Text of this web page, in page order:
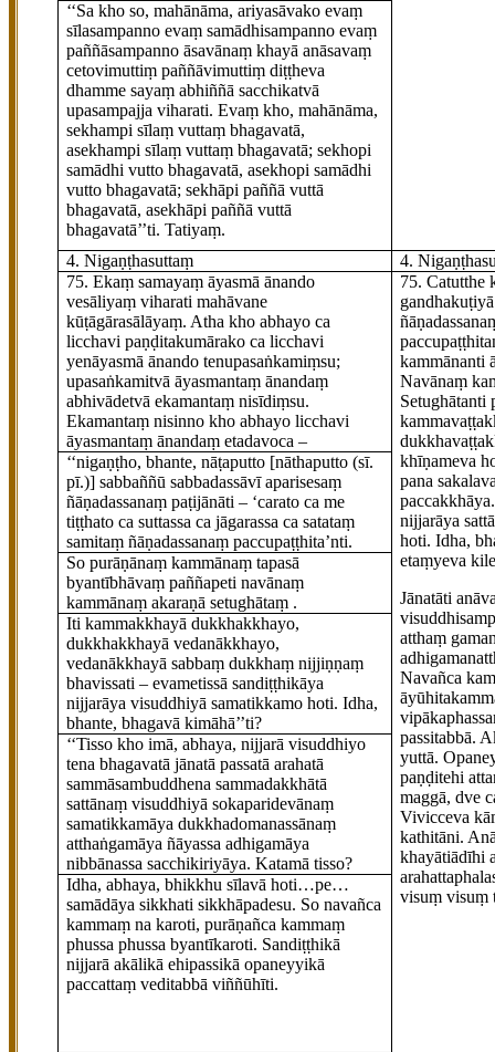
‘‘Sa kho so, mahānāma, ariyasāvako evaṃ
sīlasampanno evaṃ samādhisampanno evaṃ
paññāsampanno āsavānaṃ khayā anāsavaṃ
cetovimuttiṃ paññāvimuttiṃ diṭṭheva
dhamme sayaṃ abhiññā sacchikatvā
upasampajja viharati. Evaṃ kho, mahānāma,
sekhampi sīlaṃ vuttaṃ bhagavatā,
asekhampi sīlaṃ vuttaṃ bhagavatā; sekhopi
samādhi vutto bhagavatā, asekhopi samādhi
vutto bhagavatā; sekhāpi paññā vuttā
bhagavatā, asekhāpi paññā vuttā
bhagavatā’’ti. Tatiyaṃ.
4. Nigaṇṭhasuttaṃ
4.
75. Ekaṃ samayaṃ āyasmā ānando
vesāliyaṃ viharati mahāvane
kūṭāgārasālāyaṃ. Atha kho abhayo ca
licchavi paṇḍitakumārako ca licchavi
yenāyasmā ānando tenupasaṅkamiṃsu;
upasaṅkamitvā āyasmantaṃ ānandaṃ
abhivādetvā ekamantaṃ nisīdiṃsu.
Ekamantaṃ nisinno kho abhayo licchavi
āyasmantaṃ ānandaṃ etadavoca –
75. Catutthe
paccupaṭṭhita
kammānanti
Navānaṃ
Setughātanti
khīṇameva
pana
nijjarāya
hoti. Idha,
etaṃyeva
Jānatāti
atthaṃ
Navañca
passitabbā.
yuttā.
paṇḍitehi
maggā, dve
Vivicceva
kathitāni.
khayātiādīhi
visuṃ visuṃ
‘‘nigaṇṭho, bhante, nāṭaputto [nāthaputto (sī.
pī.)]sabbaññū sabbadassāvī aparisesaṃ
ñāṇadassanaṃ paṭijānāti – ‘carato ca me
tiṭṭhato ca suttassa ca jāgarassa ca satataṃ
samitaṃ ñāṇadassanaṃ paccupaṭṭhita’nti.
So purāṇānaṃ kammānaṃ tapasā
byantībhāvaṃ paññapeti navānaṃ
kammānaṃ akaraṇā setughātaṃ .
Iti kammakkhayā dukkhakkhayo,
dukkhakkhayā vedanākkhayo,
vedanākkhayā sabbaṃ dukkhaṃ nijjiṇṇaṃ
bhavissati – evametissā sandiṭṭhikāya
nijjarāya visuddhiyā samatikkamo hoti. Idha,
bhante, bhagavā kimāhā’’ti?
‘‘Tisso kho imā, abhaya, nijjarā visuddhiyo
tena bhagavatā jānatā passatā arahatā
sammāsambuddhena sammadakkhātā
sattānaṃ visuddhiyā sokaparidevānaṃ
samatikkamāya dukkhadomanassānaṃ
atthaṅgamāya ñāyassa adhigamāya
nibbānassa sacchikiriyāya. Katamā tisso?
Idha, abhaya, bhikkhu sīlavā hoti…pe…
samādāya sikkhati sikkhāpadesu. So navañca
kammaṃ na karoti, purāṇañca kammaṃ
phussa phussa byantīkaroti. Sandiṭṭhikā
nijjarā akālikā ehipassikā opaneyyikā
paccattaṃ veditabbā viññūhīti.